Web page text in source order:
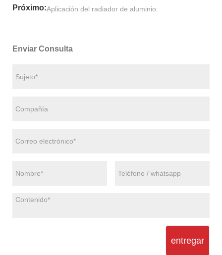
Próximo:Aplicación del radiador de aluminio.
Enviar Consulta
entregar